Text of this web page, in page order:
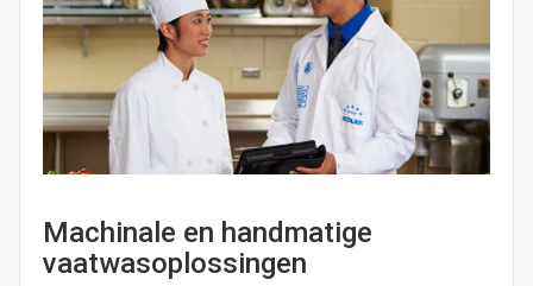
Machinale en handmatige
vaatwasoplossingen